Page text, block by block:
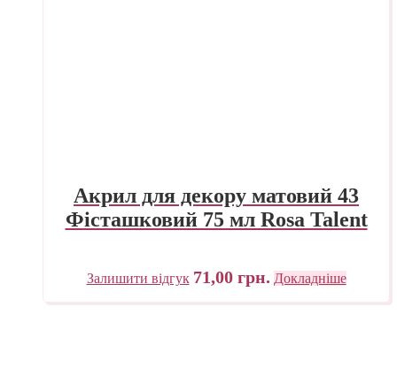
Акрил для декору матовий 43
Фісташковий 75 мл Rosa Talent
Залишити відгук 71,00 грн. Докладніше